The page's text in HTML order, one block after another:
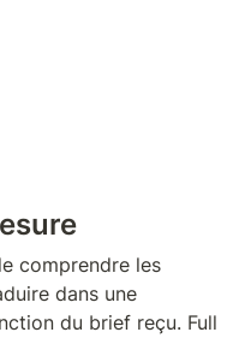
comprendre les
dans une
du brief reçu. Full